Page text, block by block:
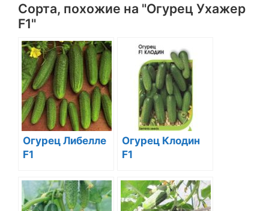
Сорта, похожие на "Огурец Ухажер
F1"
Огурец Либелле
F1
Огурец Клодин
F1